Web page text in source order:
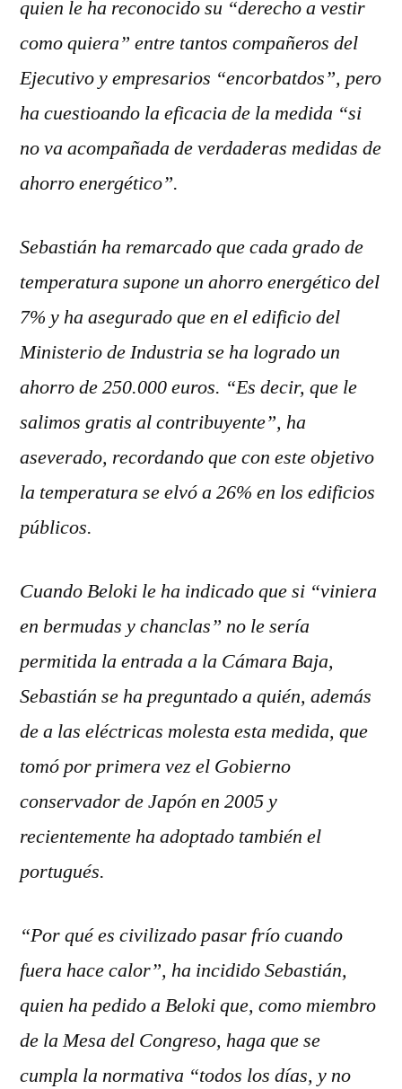
quien le ha reconocido su “derecho a vestir
como quiera” entre tantos compañeros del
Ejecutivo y empresarios “encorbatdos”, pero
ha cuestioando la eficacia de la medida “si
no va acompañada de verdaderas medidas de
ahorro energético”.
Sebastián ha remarcado que cada grado de
temperatura supone un ahorro energético del
7% y ha asegurado que en el edificio del
Ministerio de Industria se ha logrado un
ahorro de 250.000 euros. “Es decir, que le
salimos gratis al contribuyente”, ha
aseverado, recordando que con este objetivo
la temperatura se elvó a 26% en los edificios
públicos.
Cuando Beloki le ha indicado que si “viniera
en bermudas y chanclas” no le sería
permitida la entrada a la Cámara Baja,
Sebastián se ha preguntado a quién, además
de a las eléctricas molesta esta medida, que
tomó por primera vez el Gobierno
conservador de Japón en 2005 y
recientemente ha adoptado también el
portugués.
“Por qué es civilizado pasar frío cuando
fuera hace calor”, ha incidido Sebastián,
quien ha pedido a Beloki que, como miembro
de la Mesa del Congreso, haga que se
cumpla la normativa “todos los días, y no